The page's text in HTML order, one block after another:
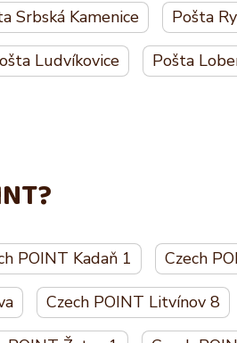
Srbská Kamenice Pošta
Ludvíkovice Pošta
POINT Kadaň 1 Czech
Czech POINT Litvínov 8